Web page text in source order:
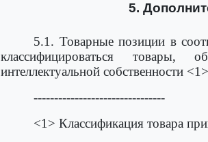
5.
5.1. Товарные позиции в
классифицироваться товары,
интеллектуальной собственности
--------------------------------
<1> Классификация товара